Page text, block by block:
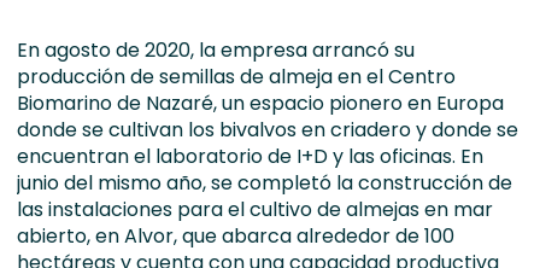
En agosto de 2020, la empresa arrancó su
producción de semillas de almeja en el Centro
Biomarino de Nazaré, un espacio pionero en Europa
donde se cultivan los bivalvos en criadero y donde se
encuentran el laboratorio de I+D y las oficinas. En
junio del mismo año, se completó la construcción de
las instalaciones para el cultivo de almejas en mar
abierto, en Alvor, que abarca alrededor de 100